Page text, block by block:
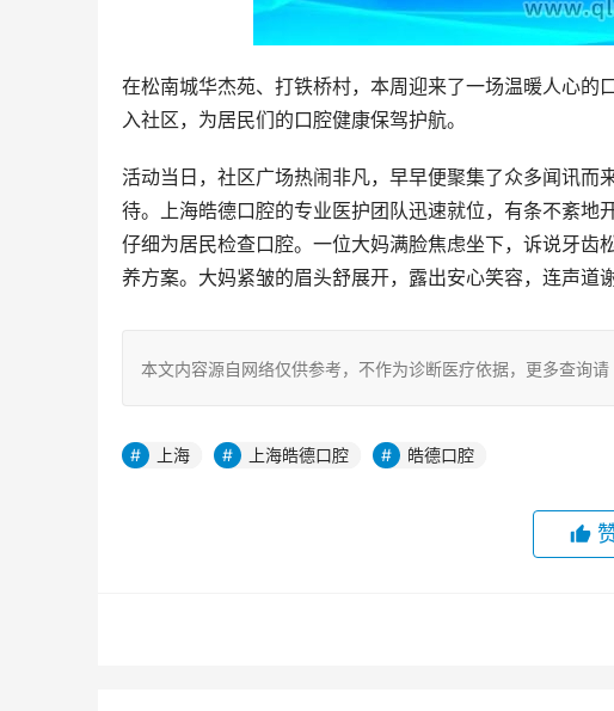
在松南城华杰苑、打铁桥村，本周迎来了一场温暖人心
入社区，为居民们的口腔健康保驾护航。
活动当日，社区广场热闹非凡，早早便聚集了众多闻讯
待。上海皓德口腔的专业医护团队迅速就位，有条不紊地
仔细为居民检查口腔。一位大妈满脸焦虑坐下，诉说牙
养方案。大妈紧皱的眉头舒展开，露出安心笑容，连声道谢
本文内容源自网络仅供参考，不作为诊断医疗依据，更多查询
上海 上海皓德口腔 皓德口腔